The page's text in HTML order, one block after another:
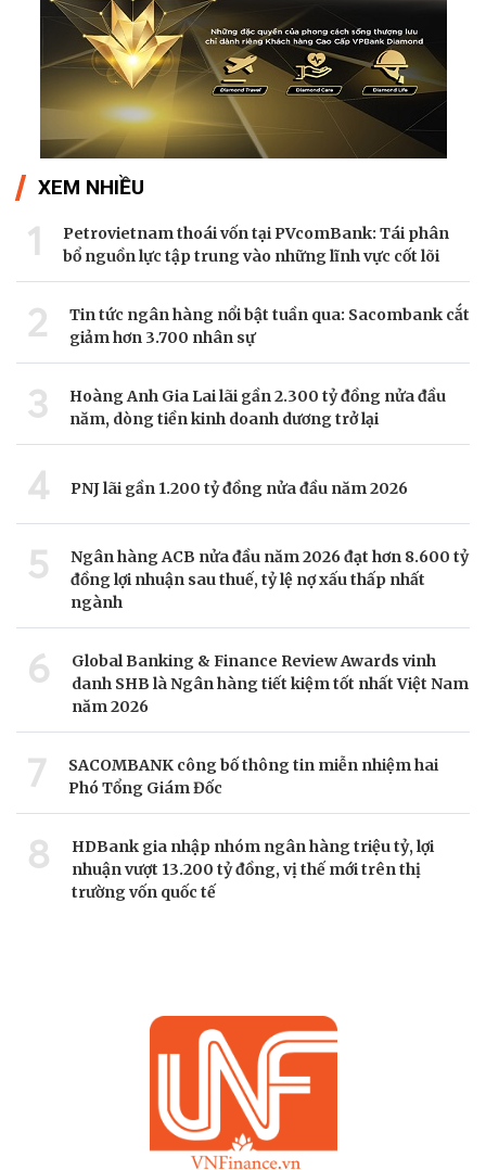
XEM NHIỀU
1
Petrovietnam thoái vốn tại PVcomBank: Tái phân
bổ nguồn lực tập trung vào những lĩnh vực cốt lõi
2
Tin tức ngân hàng nổi bật tuần qua: Sacombank cắt
giảm hơn 3.700 nhân sự
3
Hoàng Anh Gia Lai lãi gần 2.300 tỷ đồng nửa đầu
năm, dòng tiền kinh doanh dương trở lại
4 PNJ lãi gần 1.200 tỷ đồng nửa đầu năm 2026
5
Ngân hàng ACB nửa đầu năm 2026 đạt hơn 8.600 tỷ
đồng lợi nhuận sau thuế, tỷ lệ nợ xấu thấp nhất
ngành
6
Global Banking & Finance Review Awards vinh
danh SHB là Ngân hàng tiết kiệm tốt nhất Việt Nam
năm 2026
7
SACOMBANK công bố thông tin miễn nhiệm hai
Phó Tổng Giám Đốc
8
HDBank gia nhập nhóm ngân hàng triệu tỷ, lợi
nhuận vượt 13.200 tỷ đồng, vị thế mới trên thị
trường vốn quốc tế